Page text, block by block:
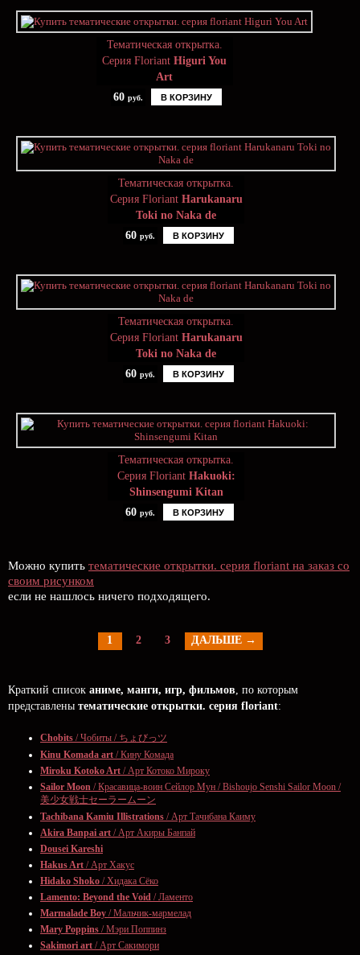
Тематическая открытка.
Серия Floriant Higuri You
Art
60 руб. В КОРЗИНУ
Тематическая открытка.
Серия Floriant Harukanaru
Toki no Naka de
60 руб. В КОРЗИНУ
Тематическая открытка.
Серия Floriant Harukanaru
Toki no Naka de
60 руб. В КОРЗИНУ
Тематическая открытка.
Серия Floriant Hakuoki:
Shinsengumi Kitan
60 руб. В КОРЗИНУ
Можно купить тематические открытки. серия floriant на заказ со
своим рисунком
если не нашлось ничего подходящего.
1 2 3 ДАЛЬШЕ →
Краткий список аниме, манги, игр, фильмов, по которым
представлены тематические открытки. серия floriant:
Chobits / Чобиты / ちょびっツ
Kinu Komada art / Кину Комада
Miroku Kotoko Art / Арт Котоко Мироку
Sailor Moon / Красавица-воин Сейлор Мун / Bishoujo Senshi Sailor Moon /
美少女戦士セーラームーン
Tachibana Kamiu Illistrations / Арт Тачибана Каиму
Akira Banpai art / Арт Акиры Банпай
Dousei Kareshi
Hakus Art / Арт Хакус
Hidako Shoko / Хидака Сёко
Lamento: Beyond the Void / Ламенто
Marmalade Boy / Мальчик-мармелад
Mary Poppins / Мэри Поппинз
Sakimori art / Арт Сакимори